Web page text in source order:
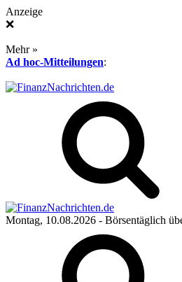
Anzeige
❌
Mehr »
Ad hoc-Mitteilungen:
Montag, 10.08.2026 - Börsentäglich